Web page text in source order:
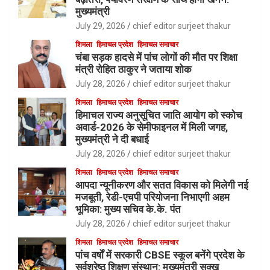
मुख्यमंत्री
July 29, 2026 chief editor surjeet thakur
शिमला हिमाचल प्रदेश हिमाचल समाचार
चंबा सड़क हादसे में पांच लोगों की मौत पर शिक्षा
मंत्री रोहित ठाकुर ने जताया शोक
July 28, 2026 chief editor surjeet thakur
शिमला हिमाचल प्रदेश हिमाचल समाचार
हिमाचल राज्य अनुसूचित जाति आयोग को स्कोच
अवार्ड-2026 के सेमीफाइनल में मिली जगह,
मुख्यमंत्री ने दी बधाई
July 28, 2026 chief editor surjeet thakur
शिमला हिमाचल प्रदेश हिमाचल समाचार
आपदा न्यूनीकरण और सतत विकास को मिलेगी नई
मजबूती, रेडी-एचपी परियोजना निभाएगी अहम
भूमिका: मुख्य सचिव के.के. पंत
July 28, 2026 chief editor surjeet thakur
शिमला हिमाचल प्रदेश हिमाचल समाचार
पांच वर्षों में सरकारी CBSE स्कूल बनेंगे प्रदेश के
सर्वश्रेष्ठ शिक्षण संस्थान: मुख्यमंत्री सुक्खू